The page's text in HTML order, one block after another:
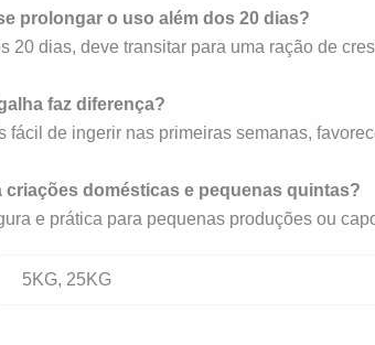
prolongar o uso além dos 20 dias?
20 dias, deve transitar para uma ração de
faz diferença?
fácil de ingerir nas primeiras semanas,
criações domésticas e pequenas quintas?
e prática para pequenas produções ou
5KG, 25KG